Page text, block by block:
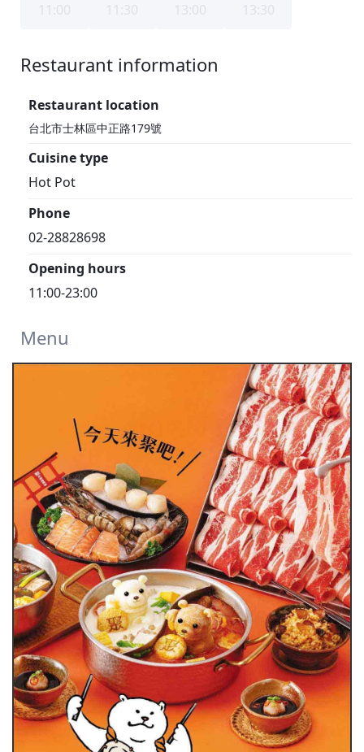
11:00 11:30 13:00 13:30
Restaurant information
1F
Restaurant location
台北市士林區中正路179號
Cuisine type
Hot Pot
Phone
02-28828698
Opening hours
11:00-23:00
Menu